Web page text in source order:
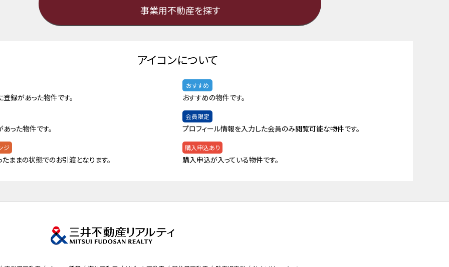
事業用不動産を探す
アイコンについて
録があった物件です。
おすすめ
おすすめの物件です。
った物件です。
会員限定
プロフィール情報を入力した会員のみ閲覧可能な物件です。
ジ
ままの状態でのお引渡となります。
購入申込あり
購入申込が入っている物件です。